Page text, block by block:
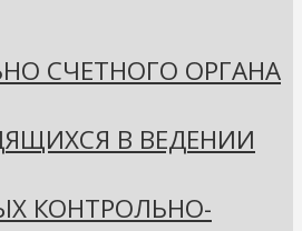
СЧЕТНОГО ОРГАНА
В ВЕДЕНИИ
КОНТРОЛЬНО-